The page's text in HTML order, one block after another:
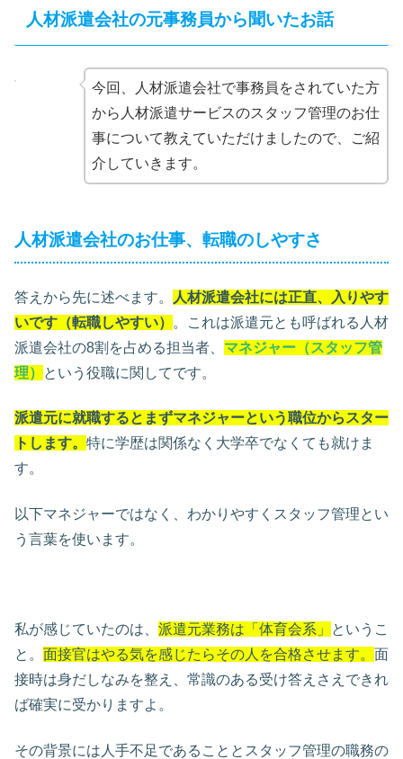
人材派遣会社の元事務員から聞いたお話
今回、人材派遣会社で事務員をされていた方
から人材派遣サービスのスタッフ管理のお仕
事について教えていただけましたので、ご紹
介していきます。
人材派遣会社のお仕事、転職のしやすさ
答えから先に述べます。
人材派遣会社には正直、入りやす
いです（転職しやすい）
。これは派遣元とも呼ばれる人材
派遣会社の8割を占める担当者、 マネジャー（スタッフ管
理）
という役職に関してです。
派遣元に就職するとまずマネジャーという職位からスター
トします。 特に学歴は関係なく大学卒でなくても就けま
す。
以下マネジャーではなく、わかりやすくスタッフ管理とい
う言葉を使います。
私が感じていたのは、 派遣元業務は「体育会系」
というこ
と。 面接官はやる気を感じたらその人を合格させます。 面
接時は身だしなみを整え、常識のある受け答えさえできれ
ば確実に受かりますよ。
その背景には人手不足であることとスタッフ管理の職務の